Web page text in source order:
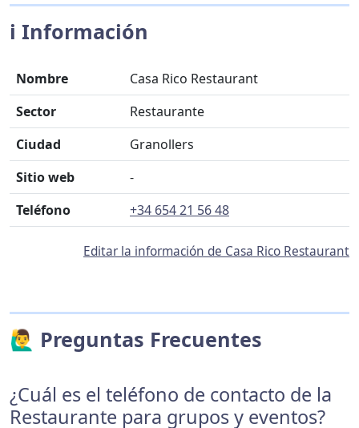
ℹ️ Información
Nombre
Casa Rico Restaurant
Sector
Restaurante
Ciudad
Granollers
Sitio web
-
Teléfono
+34 654 21 56 48
Editar la información de Casa Rico Restaurant
🙋‍♂️ Preguntas Frecuentes
¿Cuál es el teléfono de contacto de la
Restaurante para grupos y eventos?